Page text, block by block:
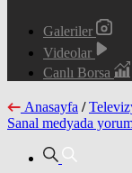
Galeriler
Videolar
Canlı Borsa
Anasayfa /
Sanal medyada